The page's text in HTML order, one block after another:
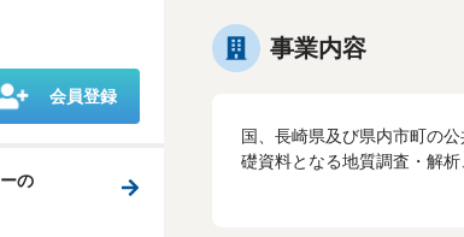
会員登録
の
事業内容
国、長崎県及び県内市町の
礎資料となる地質調査・解